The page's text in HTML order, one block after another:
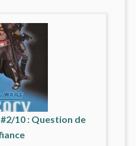
10 : Question de